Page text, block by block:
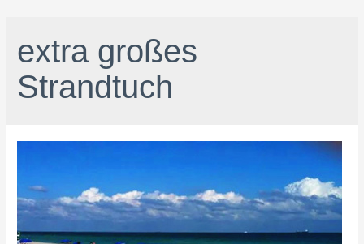
extra großes
Strandtuch